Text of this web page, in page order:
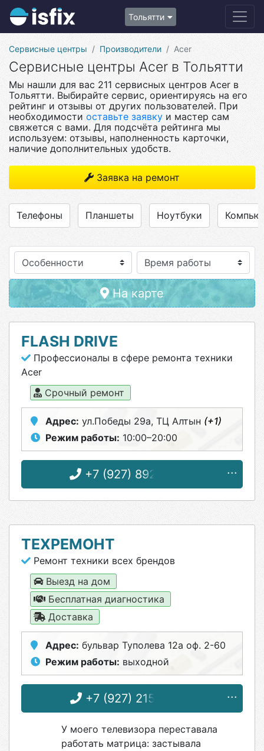
Тольятти
Сервисные центры Производители Acer
Сервисные центры Acer в Тольятти
Мы нашли для вас 211 сервисных центров Acer в
Тольятти. Выбирайте сервис, ориентируясь на его
рейтинг и отзывы от других пользователей. При
необходимости оставьте заявку и мастер сам
свяжется с вами. Для подсчёта рейтинга мы
используем: отзывы, наполненность карточки,
наличие дополнительных удобств.
Заявка на ремонт
Телефоны Планшеты Ноутбуки
Особенности
На карте
FLASH DRIVE
Профессионалы в сфере ремонта техники
Acer
Срочный ремонт
Адрес: ул.Победы 29а, ТЦ Алтын (+1)
Режим работы: 10:00–20:00
+7 (927) 892-46-97
ТЕХРЕМОНТ
Ремонт техники всех брендов
Выезд на дом
Бесплатная диагностика
Доставка
Адрес: бульвар Туполева 12а оф. 2-60
Режим работы: выходной
+7 (927) 215-02-23
У моего телевизора переставала
работать матрица: застывала